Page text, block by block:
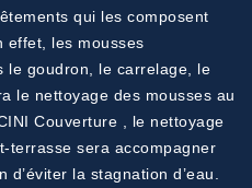
qui les composent
effet, les mousses
le goudron, le carrelage, le
le nettoyage des mousses au
Couverture , le nettoyage
terrasse sera accompagner
la stagnation d’eau.